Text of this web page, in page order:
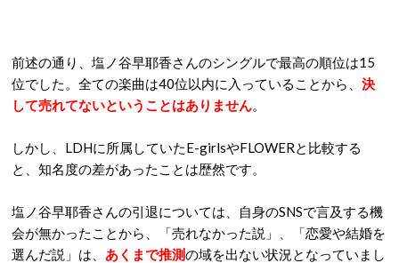
前述の通り、塩ノ谷早耶香さんのシングルで最高の順位は15
位でした。全ての楽曲は40位以内に入っていることから、 決
して売れてないということはありません。
しかし、LDHに所属していたE-girlsやFLOWERと比較する
と、知名度の差があったことは歴然です。
塩ノ谷早耶香さんの引退については、自身のSNSで言及する機
会が無かったことから、「売れなかった説」、「恋愛や結婚を
選んだ説」は、 あくまで推測の域を出ない状況となっていまし